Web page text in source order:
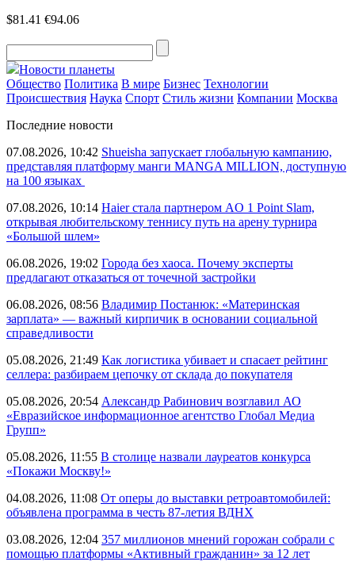
$81.41 €94.06
Новости планеты
Общество Политика В мире Бизнес Технологии
Происшествия Наука Спорт Стиль жизни Компании Москва
Последние новости
07.08.2026, 10:42 Shueisha запускает глобальную кампанию,
представляя платформу манги MANGA MILLION, доступную
на 100 языках
07.08.2026, 10:14 Haier стала партнером AO 1 Point Slam,
открывая любительскому теннису путь на арену турнира
«Большой шлем»
06.08.2026, 19:02 Города без хаоса. Почему эксперты
предлагают отказаться от точечной застройки
06.08.2026, 08:56 Владимир Постанюк: «Материнская
зарплата» — важный кирпичик в основании социальной
справедливости
05.08.2026, 21:49 Как логистика убивает и спасает рейтинг
селлера: разбираем цепочку от склада до покупателя
05.08.2026, 20:54 Александр Рабинович возглавил АО
«Евразийское информационное агентство Глобал Медиа
Групп»
05.08.2026, 11:55 В столице назвали лауреатов конкурса
«Покажи Москву!»
04.08.2026, 11:08 От оперы до выставки ретроавтомобилей:
объявлена программа в честь 87-летия ВДНХ
03.08.2026, 12:04 357 миллионов мнений горожан собрали с
помощью платформы «Активный гражданин» за 12 лет